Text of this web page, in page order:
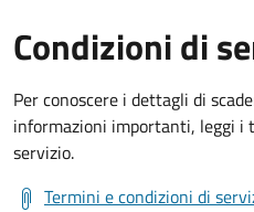
Condizioni di
Per conoscere i dettagli di
informazioni importanti, leggi i
servizio.
Termini e condizioni di